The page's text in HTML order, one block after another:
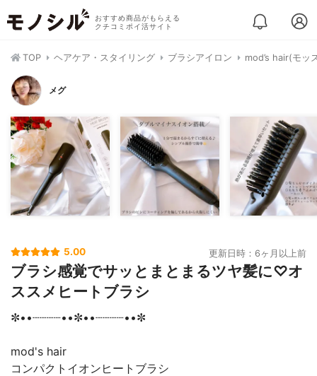
おすすめ商品がもらえる
クチコミポイ活サイト
TOP ヘアケア・スタイリング ブラシアイロン mod’s hair(モッ
メグ
5.00 更新日時：6ヶ月以上前
ブラシ感覚でサッとまとまるツヤ髪に♡オ
ススメヒートブラシ
✼••┈┈┈┈••✼••┈┈┈┈••✼
mod's hair
コンパクトイオンヒートブラシ